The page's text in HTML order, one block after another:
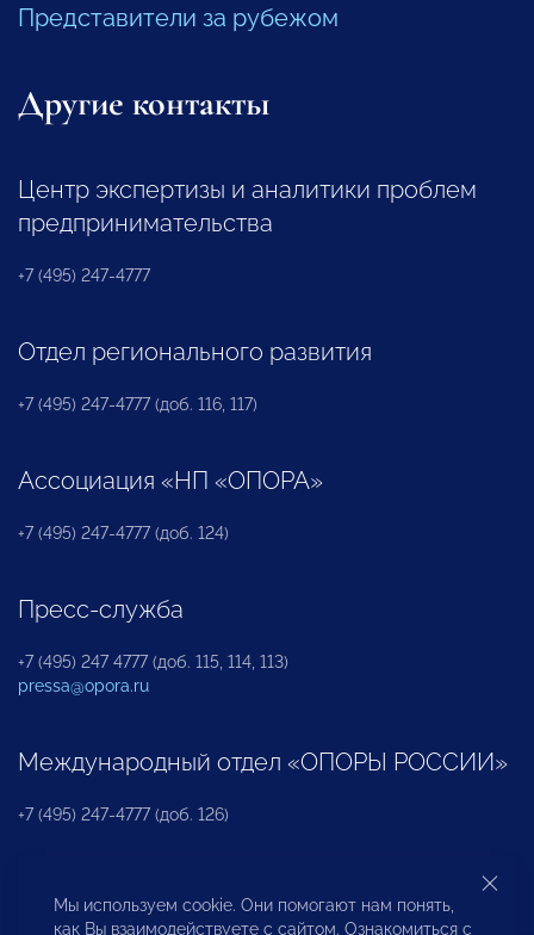
Представители за рубежом
Другие контакты
Центр экспертизы и аналитики проблем
предпринимательства
+7 (495) 247-4777
Отдел регионального развития
+7 (495) 247-4777 (доб. 116, 117)
Ассоциация «НП «ОПОРА»
+7 (495) 247-4777 (доб. 124)
Пресс-служба
+7 (495) 247 4777 (доб. 115, 114, 113)
pressa@opora.ru
Международный отдел «ОПОРЫ РОССИИ»
+7 (495) 247-4777 (доб. 126)
Бюро по защите прав предпринимателей и
инвесторов
Мы используем cookie. Они помогают нам понять,
как Вы взаимодействуете с сайтом. Ознакомиться с